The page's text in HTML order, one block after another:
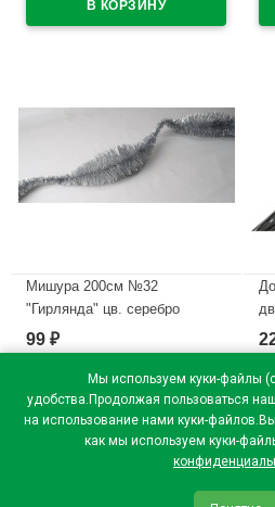
Мы используем куки-файлы
удобства.Продолжая пользоваться
на использование нами куки-
как мы используем куки-
Мишура 200см №32
"Гирлянда" цв. серебро
(Ст.60)
В наличии
99 ₽